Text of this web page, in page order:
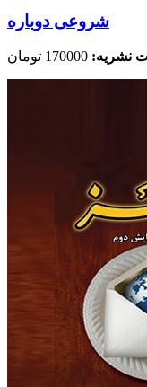
شروعی دوباره
نشریه: